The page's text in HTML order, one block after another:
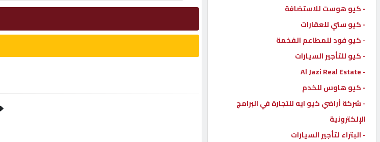
إعلانات
المنتدى
كيو
مزاد
- كيو هوست للاستضافة
- كيو ستي للعقارات
- كيو فود للمطاعم الفخمة
- كيو للتأجير السيارات
- Al Jazi Real Estate
- كيو هاوس للخدم
- شركة أراضي كيو ايه للتجارة في البرامج
الإلكترونية
- البتراء لتأجير السيارات